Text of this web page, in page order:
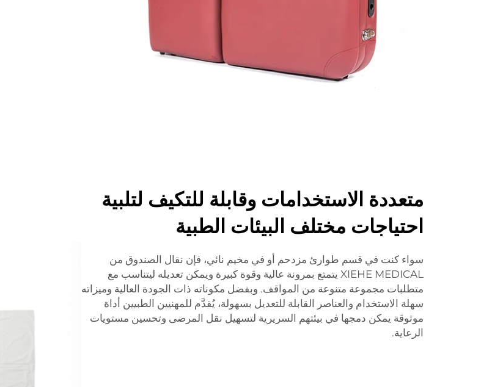
متعددة الاستخدامات وقابلة للتكيف لتلبية
احتياجات مختلف البيئات الطبية
سواء كنت في قسم طوارئ مزدحم أو في مخيم نائي، فإن نقال الصندوق من
XIEHE MEDICAL يتمتع بمرونة عالية وقوة كبيرة ويمكن تعديله ليتناسب مع
متطلبات مجموعة متنوعة من المواقف. وبفضل مكوناته ذات الجودة العالية وميزاته
سهلة الاستخدام والعناصر القابلة للتعديل بسهولة، يُقدَّم للمهنيين الطبيين أداة
موثوقة يمكن دمجها في بيئتهم السريرية لتسهيل نقل المرضى وتحسين مستويات
الرعاية.